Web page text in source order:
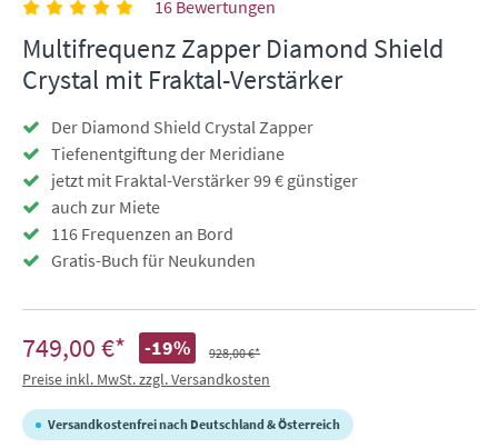
16 Bewertungen
Multifrequenz Zapper Diamond Shield
Crystal mit Fraktal-Verstärker
Der Diamond Shield Crystal Zapper
Tiefenentgiftung der Meridiane
jetzt mit Fraktal-Verstärker 99 € günstiger
auch zur Miete
116 Frequenzen an Bord
Gratis-Buch für Neukunden
749,00 €* -19% 928,00 €*
Preise inkl. MwSt. zzgl. Versandkosten
Versandkostenfrei nach Deutschland & Österreich